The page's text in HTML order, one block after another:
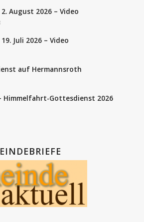
August 2026 – Video
Juli 2026 – Video
auf Hermannsroth
Himmelfahrt-Gottesdienst 2026